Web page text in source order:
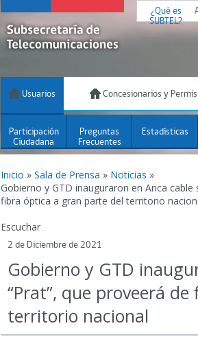
¿Qué es
SUBTEL?
Usuarios Concesionarios y
Participación
Ciudadana
Preguntas
Frecuentes
Estadísticas
Inicio » Sala de Prensa » Noticias »
Gobierno y GTD inauguraron en Arica
fibra óptica a gran parte del territorio
Escuchar
2 de Diciembre de 2021
Gobierno y GTD
“Prat”, que proveerá
territorio nacional